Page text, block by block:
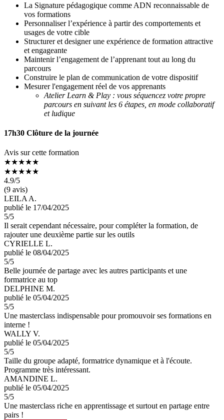
La Signature pédagogique comme ADN reconnaissable de
vos formations
Personnaliser l’expérience à partir des comportements et
usages de votre cible
Structurer et designer une expérience de formation attractive
et engageante
Maintenir l’engagement de l’apprenant tout au long du
parcours
Construire le plan de communication de votre dispositif
Mesurer l'engagement réel de vos apprenants
Atelier Learn & Play : vous séquencez votre propre
parcours en suivant les 6 étapes, en mode collaboratif
et ludique
17h30 Clôture de la journée
Avis sur cette formation
★★★★★
★★★★★
4.9/5
(9 avis)
LEILA A.
publié le 17/04/2025
5/5
Il serait cependant nécessaire, pour compléter la formation, de
rajouter une deuxième partie sur les outils
CYRIELLE L.
publié le 08/04/2025
5/5
Belle journée de partage avec les autres participants et une
formatrice au top
DELPHINE M.
publié le 05/04/2025
5/5
Une masterclass indispensable pour promouvoir ses formations en
interne !
WALLY V.
publié le 05/04/2025
5/5
Taille du groupe adapté, formatrice dynamique et à l'écoute.
Programme très intéressant.
AMANDINE L.
publié le 05/04/2025
5/5
Une masterclass riche en apprentissage et surtout en partage entre
pairs !